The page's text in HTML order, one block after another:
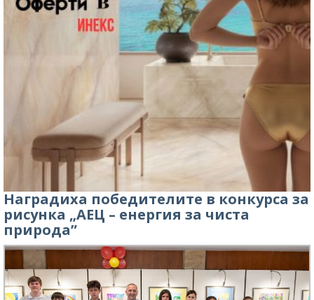
Наградиха победителите в конкурса за
рисунка „АЕЦ – енергия за чиста
природа”